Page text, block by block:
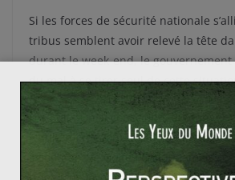
Si les forces de sécurité nationale
tribus semblent avoir relevé la tête
durant le week-end, le
du mal à se tirer seul de cette
Les Etats-Unis, conscients du danger
» qui émerge, ont décidé samedi
avion dans le Golfe Persique, mais